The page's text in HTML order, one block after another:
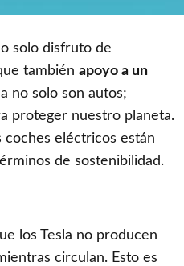
solo disfruto de
también apoyo a un
no solo son autos;
proteger nuestro planeta.
eléctricos están
de sostenibilidad.
los Tesla no producen
circulan. Esto es